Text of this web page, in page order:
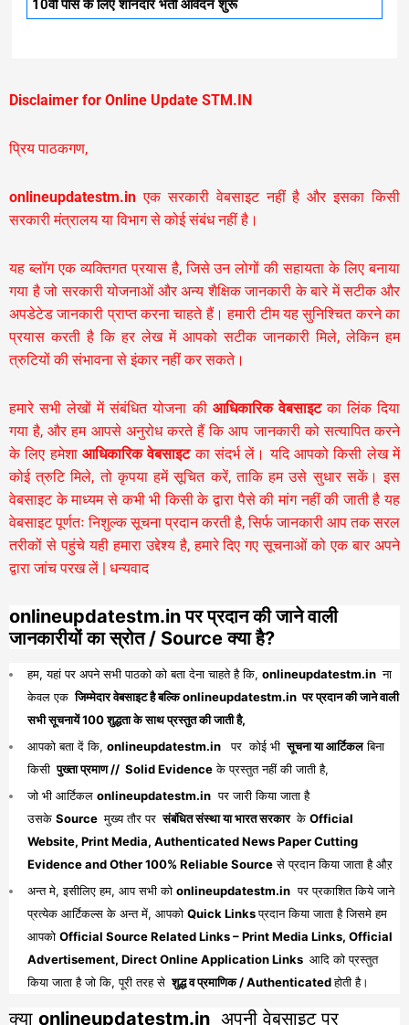
10वी पास के लिए शानदार भर्ती आवेदन शुरू
Disclaimer for Online Update STM.IN
प्रिय पाठकगण,
onlineupdatestm.in एक सरकारी वेबसाइट नहीं है और इसका किसी
सरकारी मंत्रालय या विभाग से कोई संबंध नहीं है।
यह ब्लॉग एक व्यक्तिगत प्रयास है, जिसे उन लोगों की सहायता के लिए बनाया
गया है जो सरकारी योजनाओं और अन्य शैक्षिक जानकारी के बारे में सटीक और
अपडेटेड जानकारी प्राप्त करना चाहते हैं। हमारी टीम यह सुनिश्चित करने का
प्रयास करती है कि हर लेख में आपको सटीक जानकारी मिले, लेकिन हम
त्रुटियों की संभावना से इंकार नहीं कर सकते।
हमारे सभी लेखों में संबंधित योजना की आधिकारिक वेबसाइटका लिंक दिया
गया है, और हम आपसे अनुरोध करते हैं कि आप जानकारी को सत्यापित करने
के लिए हमेशा आधिकारिक वेबसाइटका संदर्भ लें। यदि आपको किसी लेख में
कोई त्रुटि मिले, तो कृपया हमें सूचित करें, ताकि हम उसे सुधार सकें। इस
वेबसाइट के माध्यम से कभी भी किसी के द्वारा पैसे की मांग नहीं की जाती है यह
वेबसाइट पूर्णतः निशुल्क सूचना प्रदान करती है,सिर्फ जानकारी आप तक सरल
तरीकों से पहुंचे यही हमारा उद्देश्य है, हमारे दिए गए सूचनाओं को एक बार अपने
द्वारा जांच परख लें | धन्यवाद
onlineupdatestm.in पर प्रदान की जाने वाली
जानकारीयों का स्रोत / Source क्या है?
हम, यहां पर अपने सभी पाठको को बता देना चाहते है कि, onlineupdatestm.in ना
केवल एक जिम्मेदार वेबसाइट है बल्कि onlineupdatestm.in पर प्रदान की जाने वाली
सभी सूचनायें 100 शुद्धता के साथ प्रस्तुत की जाती है,
आपको बता दें कि, onlineupdatestm.in पर कोई भी सूचना या आर्टिकलबिना
किसी पुख्ता प्रमाण // Solid Evidenceके प्रस्तुत नहीं की जाती है,
जो भी आर्टिकल onlineupdatestm.in पर जारी किया जाता है
उसके Source मुख्य तौर पर संबंधित संस्था या भारत सरकार के Official
Website, Print Media, Authenticated News Paper Cutting
Evidence and Other 100% Reliable Sourceसे प्रदान किया जाता है औऱ
अन्त मे, इसीलिए हम, आप सभी को onlineupdatestm.in पर प्रकाशित किये जाने
प्रत्येक आर्टिकल्स के अन्त में, आपको Quick Linksप्रदान किया जाता है जिसमे हम
आपको Official Source Related Links – Print Media Links, Official
Advertisement, Direct Online Application Links आदि को प्रस्तुत
किया जाता है जो कि, पूरी तरह से शुद्ध व प्रमाणिक / Authenticatedहोती है।
क्या onlineupdatestm.in अपनी वेबसाइट पर